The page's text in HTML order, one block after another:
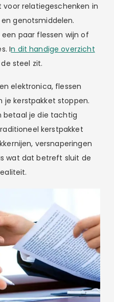
relatiegeschenken in
genotsmiddelen.
paar flessen wijn of
In dit handige overzicht
steel zit.
elektronica, flessen
kerstpakket stoppen.
betaal je die tachtig
kerstpakket
versnaperingen
wat dat betreft sluit de